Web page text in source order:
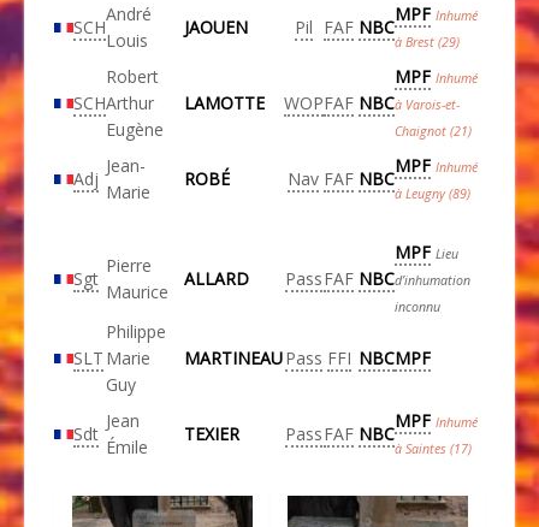
SCH
André
Louis
JAOUEN Pil FAF NBC
MPF Inhumé
à Brest (29)
SCH
Robert
Arthur
Eugène
LAMOTTE WOPFAF NBC
MPF Inhumé
à Varois-et-
Chaignot (21)
Adj
Jean-
Marie
ROBÉ Nav FAF NBC
MPF Inhumé
à Leugny (89)
Sgt
Pierre
Maurice
ALLARD PassFAF NBC
MPF Lieu
d’inhumation
inconnu
SLT
Philippe
Marie
Guy
MARTINEAUPass FFI NBCMPF
Sdt
Jean
Émile
TEXIER PassFAF NBC
MPF Inhumé
à Saintes (17)